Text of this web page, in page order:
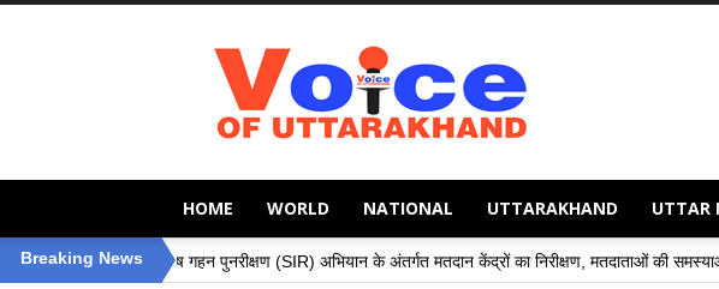
Voice
of
Uttarakhand
HOME WORLD NATIONAL UTTARAKHAND UTTAR
Breaking News
» विशेष गहन पुनरीक्षण (SIR) अभियान के अंतर्गत मतदान केंद्रों का निरीक्षण, मतदाताओं की समस्याओं के समाधान हेतु